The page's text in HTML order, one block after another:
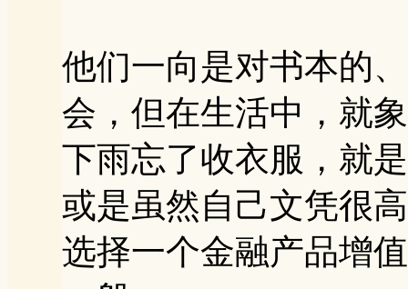
他们一向是对书本的
会，但在生活中，就
下雨忘了收衣服，就
或是虽然自己文凭很
选择一个金融产品增